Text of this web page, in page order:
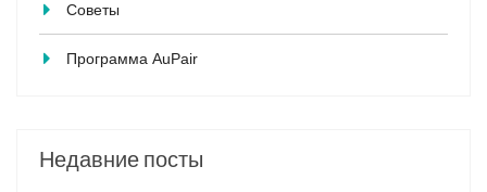
Советы
Программа AuPair
Недавние посты